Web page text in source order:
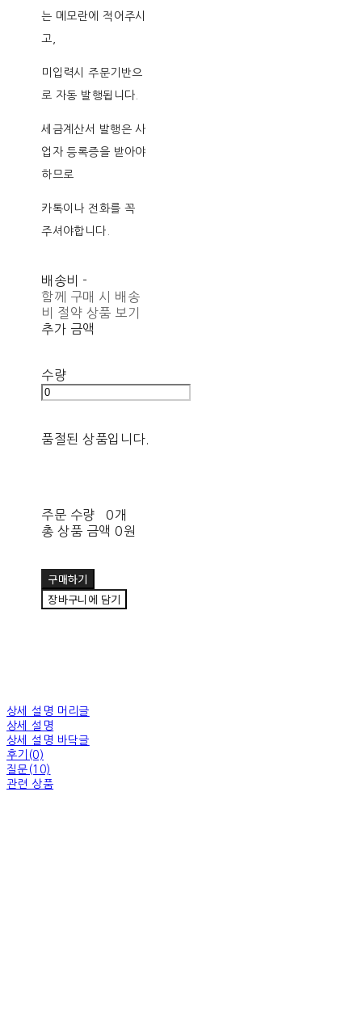
는 메모란에 적어주시
고,
미입력시 주문기반으
로 자동 발행됩니다.
세금계산서 발행은 사
업자 등록증을 받아야
하므로
카톡이나 전화를 꼭
주셔야합니다.
배송비 -
함께 구매 시 배송
비 절약 상품 보기
추가 금액
수량
품절된 상품입니다.
주문 수량
0개
총 상품 금액 0원
구매하기
장바구니에 담기
상세 설명 머리글
상세 설명
상세 설명 바닥글
후기(0)
질문(10)
관련 상품